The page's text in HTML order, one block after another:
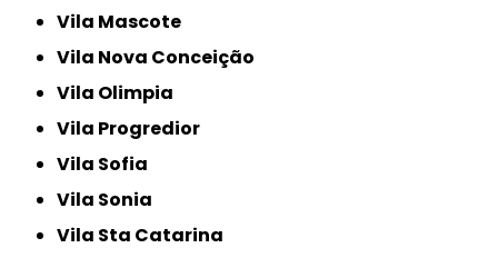
Vila Mascote
Vila Nova Conceição
Vila Olimpia
Vila Progredior
Vila Sofia
Vila Sonia
Vila Sta Catarina